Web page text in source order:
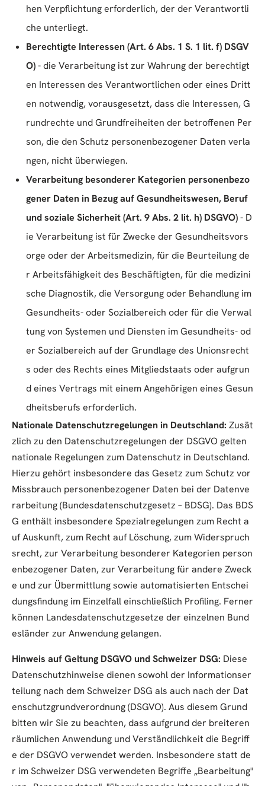
hen Verpflichtung erforderlich, der der Verantwortli
che unterliegt.
Berechtigte Interessen (Art. 6 Abs. 1 S. 1 lit. f) DSGV
O)- die Verarbeitung ist zur Wahrung der berechtigt
en Interessen des Verantwortlichen oder eines Dritt
en notwendig, vorausgesetzt, dass die Interessen, G
rundrechte und Grundfreiheiten der betroffenen Per
son, die den Schutz personenbezogener Daten verla
ngen, nicht überwiegen.
Verarbeitung besonderer Kategorien personenbezo
gener Daten in Bezug auf Gesundheitswesen, Beruf
und soziale Sicherheit (Art. 9 Abs. 2 lit. h) DSGVO)- D
ie Verarbeitung ist für Zwecke der Gesundheitsvors
orge oder der Arbeitsmedizin, für die Beurteilung de
r Arbeitsfähigkeit des Beschäftigten, für die medizini
sche Diagnostik, die Versorgung oder Behandlung im
Gesundheits- oder Sozialbereich oder für die Verwal
tung von Systemen und Diensten im Gesundheits- od
er Sozialbereich auf der Grundlage des Unionsrecht
s oder des Rechts eines Mitgliedstaats oder aufgrun
d eines Vertrags mit einem Angehörigen eines Gesun
dheitsberufs erforderlich.
Nationale Datenschutzregelungen in Deutschland: Zusät
zlich zu den Datenschutzregelungen der DSGVO gelten
nationale Regelungen zum Datenschutz in Deutschland.
Hierzu gehört insbesondere das Gesetz zum Schutz vor
Missbrauch personenbezogener Daten bei der Datenve
rarbeitung (Bundesdatenschutzgesetz – BDSG). Das BDS
G enthält insbesondere Spezialregelungen zum Recht a
uf Auskunft, zum Recht auf Löschung, zum Widerspruch
srecht, zur Verarbeitung besonderer Kategorien person
enbezogener Daten, zur Verarbeitung für andere Zweck
e und zur Übermittlung sowie automatisierten Entschei
dungsfindung im Einzelfall einschließlich Profiling. Ferner
können Landesdatenschutzgesetze der einzelnen Bund
esländer zur Anwendung gelangen.
Hinweis auf Geltung DSGVO und Schweizer DSG: Diese
Datenschutzhinweise dienen sowohl der Informationser
teilung nach dem Schweizer DSG als auch nach der Dat
enschutzgrundverordnung (DSGVO). Aus diesem Grund
bitten wir Sie zu beachten, dass aufgrund der breiteren
räumlichen Anwendung und Verständlichkeit die Begriff
e der DSGVO verwendet werden. Insbesondere statt de
r im Schweizer DSG verwendeten Begriffe „Bearbeitung"